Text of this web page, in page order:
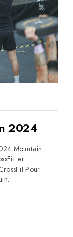
2024
Mountain
en
Pour